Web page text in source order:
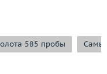
585 пробы